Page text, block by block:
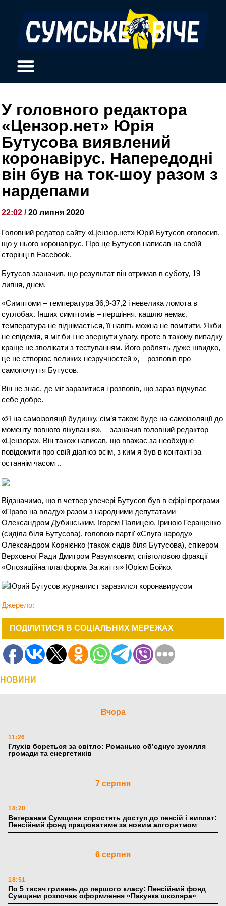
У головного редактора
«Цензор.нет» Юрія
Бутусова виявлений
коронавірус. Напередодні
він був на ток-шоу разом з
нардепами
22:02 /20 липня 2020
Головний редатор сайту «Цензор.нет» Юрій Бутусов оголосив,
що у нього коронавірус. Про це Бутусов написав на своїй
сторінці в Facebook.
Бутусов зазначив, що результат він отримав в суботу, 19
липня, днем.
«Симптоми – температура 36,9-37,2 і невелика ломота в
суглобах. Інших симптомів – першіння, кашлю немає,
температура не піднімається, її навіть можна не помітити. Якби
не епідемія, я міг би і не звернути увагу, проте в такому випадку
краще не зволікати з тестуванням. Його роблять дуже швидко,
це не створює великих незручностей », – розповів про
самопочуття Бутусов.
Він не знає, де міг заразитися і розповів, що зараз відчуває
себе добре.
«Я на самоізоляції будинку, сім’я також буде на самоізоляції до
моменту повного лікування», – зазначив головний редактор
«Цензора». Він також написав, що вважає за необхідне
повідомити про свій діагноз всім, з ким я був в контакті за
останнім часом ..
Відзначимо, що в четвер увечері Бутусов був в ефірі програми
«Право на владу» разом з народними депутатами
Олександром Дубинським, Ігорем Палицею, Іриною Геращенко
(сиділа біля Бутусова), головою партії «Слуга народу»
Олександром Корнієнко (також сидів біля Бутусова), спікером
Верховної Ради Дмитром Разумковим, співголовою фракції
«Опозиційна платформа За життя» Юрієм Бойко.
Джерело:
ПОДІЛИТИСЯ В СОЦІАЛЬНИХ МЕРЕЖАХ
НОВИНИ
Вчора
11:26
Глухів бореться за світло: Романько об’єднує зусилля
громади та енергетиків
7 серпня
18:20
Ветеранам Сумщини спростять доступ до пенсій і виплат:
Пенсійний фонд працюватиме за новим алгоритмом
6 серпня
18:51
По 5 тисяч гривень до першого класу: Пенсійний фонд
Сумщини розпочав оформлення «Пакунка школяра»